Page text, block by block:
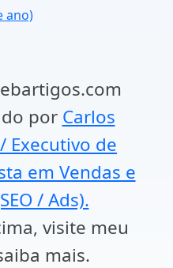
ano)
por Carlos
Executivo de
em Vendas e
/ Ads).
visite meu
mais.